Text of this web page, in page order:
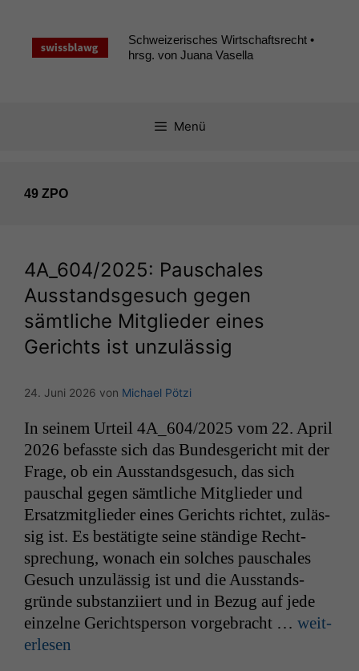
springen
Schweizerisches Wirtschaftsrecht •
hrsg. von Juana Vasella
Menü
49 ZPO
4A_604/2025: Pauschales
Ausstandsgesuch gegen
sämtliche Mitglieder eines
Gerichts ist unzulässig
24. Juni 2026 von Michael Pötzi
In seinem Urteil 4A_604/2025 vom 22. April
2026 befasste sich das Bun­des­gericht mit der
Frage, ob ein Aus­stands­ge­such, das sich
pauschal gegen sämtliche Mit­glieder und
Ersatzmit­glieder eines Gerichts richtet, zuläs­
sig ist. Es bestätigte seine ständi­ge Recht­
sprechung, wonach ein solch­es pauschales
Gesuch unzuläs­sig ist und die Aus­stands­
gründe sub­stanzi­iert und in Bezug auf jede
einzelne Gerichtsper­son vorge­bracht … weit­
er­lesen